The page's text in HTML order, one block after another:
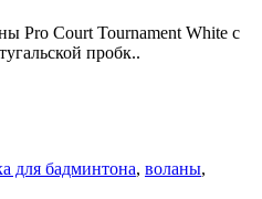
Pro Court Tournament White с
пробк..
для бадминтона, воланы,